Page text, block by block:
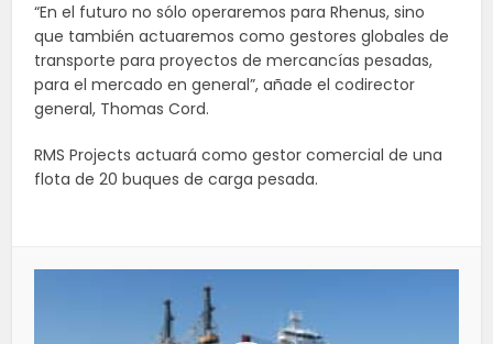
“En el futuro no sólo operaremos para Rhenus, sino
que también actuaremos como gestores globales de
transporte para proyectos de mercancías pesadas,
para el mercado en general”, añade el codirector
general, Thomas Cord.
RMS Projects actuará como gestor comercial de una
flota de 20 buques de carga pesada.